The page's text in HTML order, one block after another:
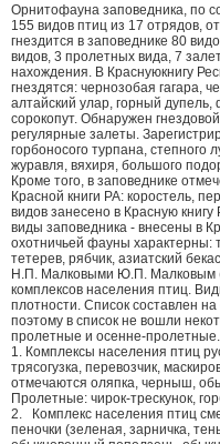
Орнитофауна заповедника, по
155 видов птиц из 17 отрядов,
гнездится в заповеднике 80
видов, 3 пролетных вида, 7
нахождения. В Краснуюкнигу
гнездятся: чернозобая гагара,
алтайский улар, горный
сорокопут. Обнаружен
регулярные залеты.
горбоносого турпана, степного
журавля, вяхиря, большого
Кроме того, в заповеднике
Красной книги РА: коростель,
видов занесено в Красную
виды заповедника - внесены в
охотничьей фауны характерны:
тетерев, рябчик, азиатский
Н.П. Малковыми Ю.П. Малковым
комплексов населения птиц.
плотности. Список составлен
поэтому в список не вошли
пролетные и осенне-пролетные.
1. Комплексы населения птиц
трясогузка, перевозчик,
отмечаются оляпка, черныш,
Пролетные: чирок-трескунок,
2. Комплекс населения птиц
пеночки (зеленая, зарничка,